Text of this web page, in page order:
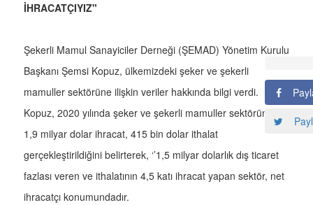
İHRACATÇIYIZ"
Şekerli Mamul Sanayiciler Derneği (ŞEMAD) Yönetim Kurulu
Başkanı Şemsi Kopuz, ülkemizdeki şeker ve şekerli
mamuller sektörüne ilişkin veriler hakkında bilgi verdi.
Kopuz, 2020 yılında şeker ve şekerli mamuller sektöründe
1,9 milyar dolar ihracat, 415 bin dolar ithalat
gerçekleştirildiğini belirterek, ‘’1,5 milyar dolarlık dış ticaret
fazlası veren ve ithalatının 4,5 katı ihracat yapan sektör, net
ihracatçı konumundadır.